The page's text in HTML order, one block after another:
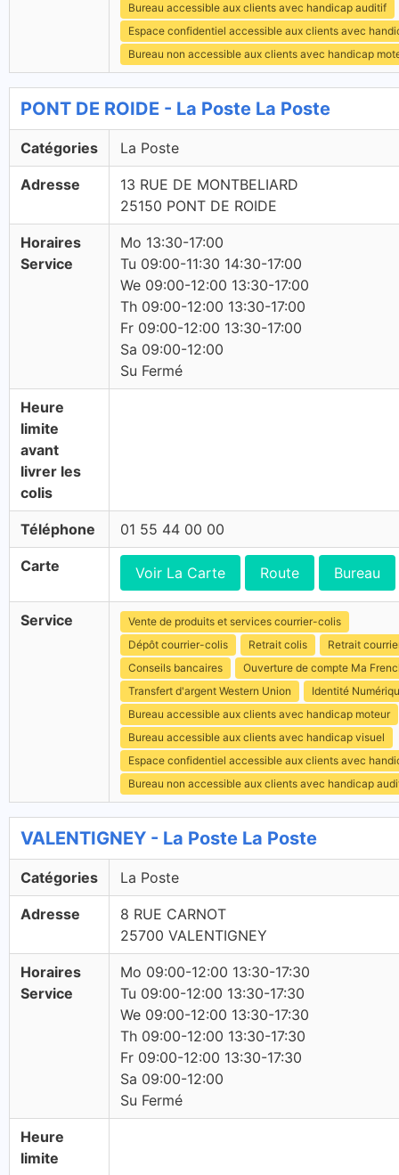
Bureau accessible aux clients avec handicap auditif
Espace confidentiel accessible aux clients avec
Bureau non accessible aux clients avec handicap
PONT DE ROIDE - La Poste La Poste
Catégories La Poste
Adresse
13 RUE DE MONTBELIARD
25150 PONT DE ROIDE
Horaires
Service
Mo 13:30-17:00
Tu 09:00-11:30 14:30-17:00
We 09:00-12:00 13:30-17:00
Th 09:00-12:00 13:30-17:00
Fr 09:00-12:00 13:30-17:00
Sa 09:00-12:00
Su Fermé
Heure
limite
avant
livrer les
colis
Téléphone 01 55 44 00 00
Carte Voir La Carte Route Bureau
Service
Vente de produits et services courrier-colis
Dépôt courrier-colis
Retrait colis
Retrait
Conseils bancaires
Ouverture de compte Ma
Transfert d'argent Western Union
Identité
Bureau accessible aux clients avec handicap moteur
Bureau accessible aux clients avec handicap visuel
Espace confidentiel accessible aux clients avec
Bureau non accessible aux clients avec handicap
VALENTIGNEY - La Poste La Poste
Catégories La Poste
Adresse
8 RUE CARNOT
25700 VALENTIGNEY
Horaires
Service
Mo 09:00-12:00 13:30-17:30
Tu 09:00-12:00 13:30-17:30
We 09:00-12:00 13:30-17:30
Th 09:00-12:00 13:30-17:30
Fr 09:00-12:00 13:30-17:30
Sa 09:00-12:00
Su Fermé
Heure
limite